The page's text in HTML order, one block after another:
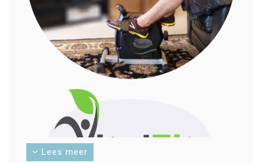
Lees meer